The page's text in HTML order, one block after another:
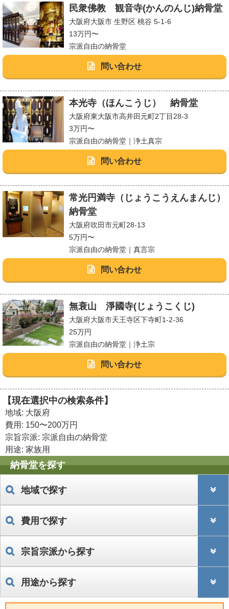
民衆佛教 観音寺(かんのんじ)納骨堂
大阪府大阪市 生野区 桃谷 5-1-6
13万円〜
宗派自由の納骨堂
問い合わせ
本光寺（ほんこうじ） 納骨堂
大阪府東大阪市高井田元町2丁目28-3
3万円〜
宗派自由の納骨堂｜浄土真宗
問い合わせ
常光円満寺（じょうこうえんまんじ）
納骨堂
大阪府吹田市元町28-13
5万円〜
宗派自由の納骨堂｜真言宗
問い合わせ
無衰山 淨國寺(じょうこくじ)
大阪府大阪市天王寺区下寺町1-2-36
25万円
宗派自由の納骨堂｜浄土宗
問い合わせ
【現在選択中の検索条件】
地域: 大阪府
費用: 150〜200万円
宗旨宗派: 宗派自由の納骨堂
用途: 家族用
納骨堂を探す
地域で探す
費用で探す
宗旨宗派から探す
用途から探す